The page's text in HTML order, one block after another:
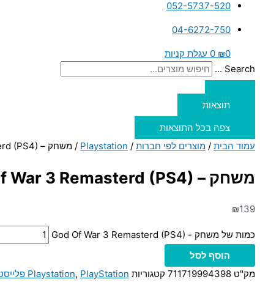
052-5737-520
04-6272-750
₪0
0 עגלת קניות
Search ...
תוצאות
צפה בכל התוצאות
עמוד הבית / מוצרים לפי חברות /
Playstation / משחק – God Of War 3 Remasterd (PS4)
משחק – God Of War 3 Remasterd (PS4)
₪139
כמות של משחק - God Of War 3 Remasterd (PS4)
הוסף לסל
מק"ט 711719994398 קטגוריות Playstation, PlayStation פלייסטיישן